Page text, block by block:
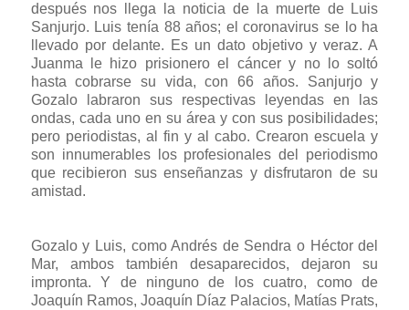
después nos llega la noticia de la muerte de Luis
Sanjurjo. Luis tenía 88 años; el coronavirus se lo ha
llevado por delante. Es un dato objetivo y veraz. A
Juanma le hizo prisionero el cáncer y no lo soltó
hasta cobrarse su vida, con 66 años. Sanjurjo y
Gozalo labraron sus respectivas leyendas en las
ondas, cada uno en su área y con sus posibilidades;
pero periodistas, al fin y al cabo. Crearon escuela y
son innumerables los profesionales del periodismo
que recibieron sus enseñanzas y disfrutaron de su
amistad.
Gozalo y Luis, como Andrés de Sendra o Héctor del
Mar, ambos también desaparecidos, dejaron su
impronta. Y de ninguno de los cuatro, como de
Joaquín Ramos, Joaquín Díaz Palacios, Matías Prats,